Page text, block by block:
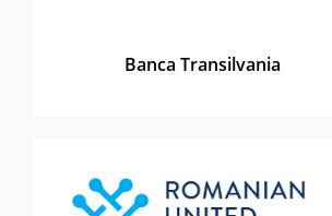
Banca Transilvania